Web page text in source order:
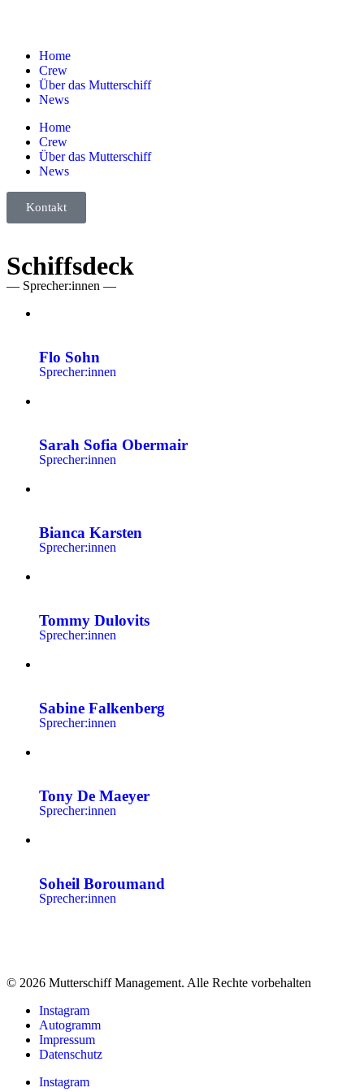
Home
Crew
Über das Mutterschiff
News
Home
Crew
Über das Mutterschiff
News
Kontakt
Schiffsdeck
— Sprecher:innen —
Flo Sohn
Sprecher:innen
Sarah Sofia Obermair
Sprecher:innen
Bianca Karsten
Sprecher:innen
Tommy Dulovits
Sprecher:innen
Sabine Falkenberg
Sprecher:innen
Tony De Maeyer
Sprecher:innen
Soheil Boroumand
Sprecher:innen
© 2026 Mutterschiff Management. Alle Rechte vorbehalten
Instagram
Autogramm
Impressum
Datenschutz
Instagram